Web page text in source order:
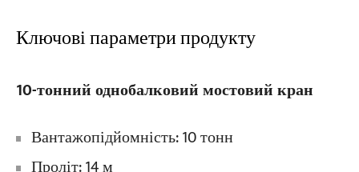
Ключові параметри продукту
10-тонний однобалковий мостовий кран
Вантажопідйомність: 10 тонн